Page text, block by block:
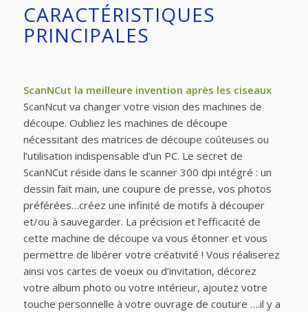
CARACTÉRISTIQUES
PRINCIPALES
ScanNCut la meilleure invention après les ciseaux
ScanNcut va changer votre vision des machines de
découpe. Oubliez les machines de découpe
nécessitant des matrices de découpe coûteuses ou
l’utilisation indispensable d’un PC. Le secret de
ScanNCut réside dans le scanner 300 dpi intégré : un
dessin fait main, une coupure de presse, vos photos
préférées…créez une infinité de motifs à découper
et/ou à sauvegarder. La précision et l’efficacité de
cette machine de découpe va vous étonner et vous
permettre de libérer votre créativité ! Vous réaliserez
ainsi vos cartes de voeux ou d’invitation, décorez
votre album photo ou votre intérieur, ajoutez votre
touche personnelle à votre ouvrage de couture ….il y a